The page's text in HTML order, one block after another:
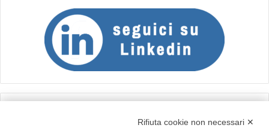
Rifiuta cookie non necessari ✕